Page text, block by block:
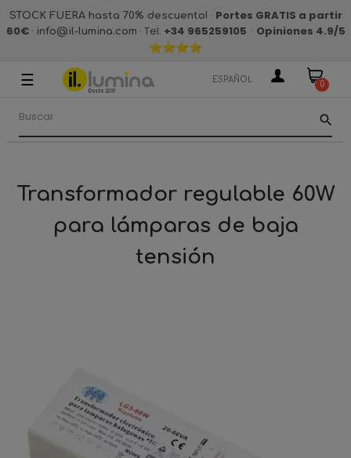
STOCK FUERA hasta 70% descuento! · Portes GRATIS a partir
60€· info@il-lumina.com · Tel. +34 965259105 · Opiniones 4.9/5
Navegación
palanca
☰ ESPAÑOL 0
search
Transformador regulable 60W
para lámparas de baja
tensión